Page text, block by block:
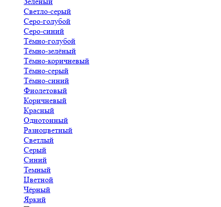
Светло-серый
Серо-голубой
Серо-синий
Тёмно-голубой
Тёмно-зелёный
Тёмно-коричневый
Тёмно-серый
Тёмно-синий
Фиолетовый
Коричневый
Красный
Однотонный
Разноцветный
Светлый
Серый
Синий
Темный
Цветной
Чёрный
Яркий